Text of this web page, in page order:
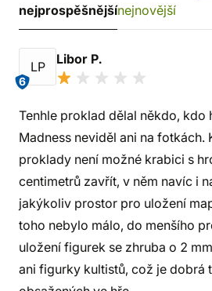
nejprospěšnějšínejnovější
LP
6
Libor P.
Tenhle proklad dělal někdo, kdo
Madness neviděl ani na fotkách.
proklady není možné krabici s
centimetrů zavřít, v něm navíc i
jakýkoliv prostor pro uložení
toho nebylo málo, do menšího
uložení figurek se zhruba o 2
ani figurky kultistů, což je dobrá